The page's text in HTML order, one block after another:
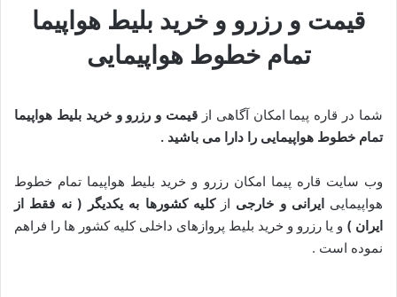
قیمت و رزرو و خرید بلیط هواپیما
تمام خطوط هواپیمایی
شما در قاره پیما امکان آگاهی از قیمت و رزرو و خرید بلیط هواپیما
تمام خطوط هواپیمایی را دارا می باشید .
وب سایت قاره پیما امکان رزرو و خرید بلیط هواپیما تمام خطوط
هواپیماییایرانی و خارجی ازکلیه کشورها به یکدیگر ( نه فقط از
ایران ) و یا رزرو و خرید بلیط پروازهای داخلی کلیه کشور ها را فراهم
نموده است .